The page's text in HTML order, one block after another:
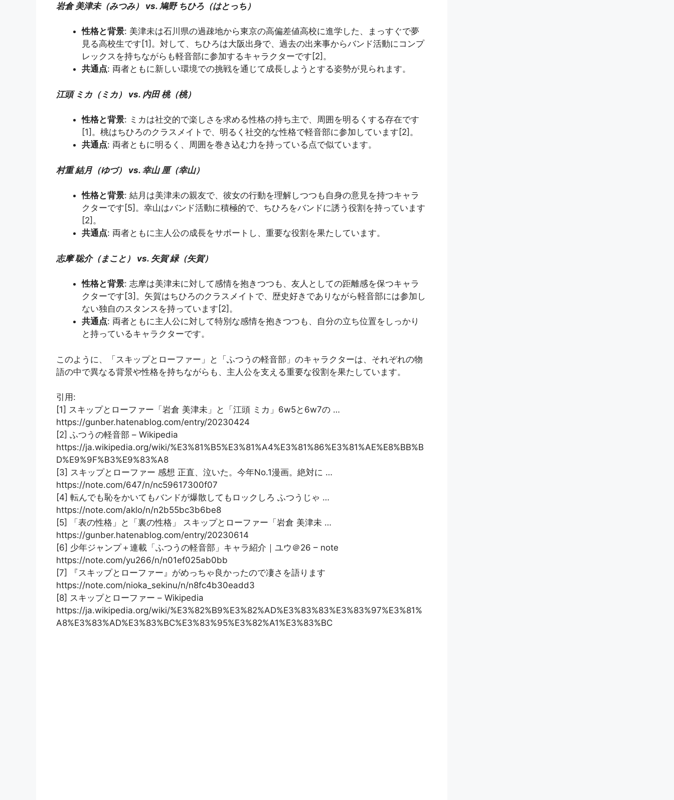
岩倉 美津未（みつみ） vs. 鳩野 ちひろ（はとっち）
性格と背景: 美津未は石川県の過疎地から東京の高偏差値高校に進学した、まっすぐで夢
見る高校生です[1]。対して、ちひろは大阪出身で、過去の出来事からバンド活動にコンプ
レックスを持ちながらも軽音部に参加するキャラクターです[2]。
共通点: 両者ともに新しい環境での挑戦を通じて成長しようとする姿勢が見られます。
江頭 ミカ（ミカ） vs. 内田 桃（桃）
性格と背景: ミカは社交的で楽しさを求める性格の持ち主で、周囲を明るくする存在です
[1]。桃はちひろのクラスメイトで、明るく社交的な性格で軽音部に参加しています[2]。
共通点: 両者ともに明るく、周囲を巻き込む力を持っている点で似ています。
村重 結月（ゆづ） vs. 幸山 厘（幸山）
性格と背景: 結月は美津未の親友で、彼女の行動を理解しつつも自身の意見を持つキャラ
クターです[5]。幸山はバンド活動に積極的で、ちひろをバンドに誘う役割を持っています
[2]。
共通点: 両者ともに主人公の成長をサポートし、重要な役割を果たしています。
志摩 聡介（まこと） vs. 矢賀 緑（矢賀）
性格と背景: 志摩は美津未に対して感情を抱きつつも、友人としての距離感を保つキャラ
クターです[3]。矢賀はちひろのクラスメイトで、歴史好きでありながら軽音部には参加し
ない独自のスタンスを持っています[2]。
共通点: 両者ともに主人公に対して特別な感情を抱きつつも、自分の立ち位置をしっかり
と持っているキャラクターです。
このように、「スキップとローファー」と「ふつうの軽音部」のキャラクターは、それぞれの物
語の中で異なる背景や性格を持ちながらも、主人公を支える重要な役割を果たしています。
引用:
[1] スキップとローファー「岩倉 美津未」と「江頭 ミカ」6w5と6w7の …
https://gunber.hatenablog.com/entry/20230424
[2] ふつうの軽音部 – Wikipedia
https://ja.wikipedia.org/wiki/%E3%81%B5%E3%81%A4%E3%81%86%E3%81%AE%E8%BB%B
D%E9%9F%B3%E9%83%A8
[3] スキップとローファー 感想 正直、泣いた。今年No.1漫画。絶対に …
https://note.com/647/n/nc59617300f07
[4] 転んでも恥をかいてもバンドが爆散してもロックしろ ふつうじゃ …
https://note.com/aklo/n/n2b55bc3b6be8
[5] 「表の性格」と「裏の性格」 スキップとローファー「岩倉 美津未 …
https://gunber.hatenablog.com/entry/20230614
[6] 少年ジャンプ＋連載「ふつうの軽音部」キャラ紹介｜ユウ＠26 – note
https://note.com/yu266/n/n01ef025ab0bb
[7] 『スキップとローファー』がめっちゃ良かったので凄さを語ります
https://note.com/nioka_sekinu/n/n8fc4b30eadd3
[8] スキップとローファー – Wikipedia
https://ja.wikipedia.org/wiki/%E3%82%B9%E3%82%AD%E3%83%83%E3%83%97%E3%81%
A8%E3%83%AD%E3%83%BC%E3%83%95%E3%82%A1%E3%83%BC